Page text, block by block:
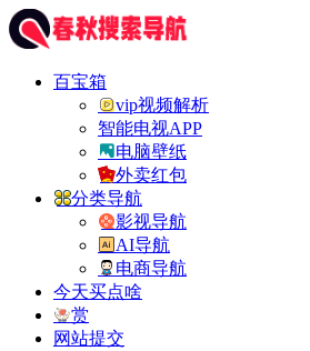
百宝箱
vip视频解析
智能电视APP
电脑壁纸
外卖红包
分类导航
影视导航
AI导航
电商导航
今天买点啥
赏
网站提交